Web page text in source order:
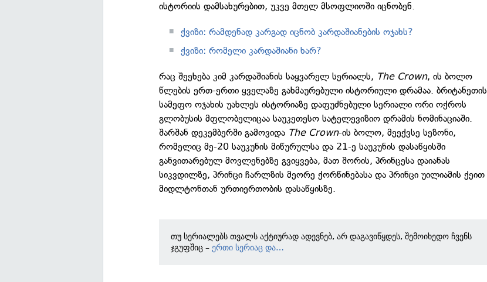
ისტორიის დამსახურებით, უკვე მთელ მსოფლიოში იცნობენ.
ქვიზი: რამდენად კარგად იცნობ კარდაშიანების ოჯახს?
ქვიზი: რომელი კარდაშიანი ხარ?
რაც შეეხება კიმ კარდაშიანის საყვარელ სერიალს, The Crown, ის ბოლო
წლების ერთ-ერთი ყველაზე გახმაურებული ისტორიული დრამაა. ბრიტანეთის
სამეფო ოჯახის უახლეს ისტორიაზე დაფუძნებული სერიალი ორი ოქროს
გლობუსის მფლობელიცაა საუკეთესო სატელევიზიო დრამის ნომინაციაში.
შარშან დეკემბერში გამოვიდა The Crown-ის ბოლო, მეექვსე სეზონი,
რომელიც მე-20 საუკუნის მიწურულსა და 21-ე საუკუნის დასაწყისში
განვითარებულ მოვლენებზე გვიყვება, მათ შორის, პრინცესა დაიანას
სიკვდილზე, პრინცი ჩარლზის მეორე ქორწინებასა და პრინცი უილიამის ქეით
მიდლტონთან ურთიერთობის დასაწყისზე.
თუ სერიალებს თვალს აქტიურად ადევნებ, არ დაგავიწყდეს, შემოიხედო ჩვენს
ჯგუფშიც – ერთი სერიაც და…